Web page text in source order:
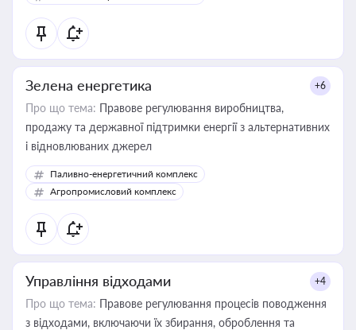
Зелена енергетика +6
Про що тема: Правове регулювання виробництва,
продажу та державної підтримки енергії з альтернативних
і відновлюваних джерел
Паливно-енергетичний комплекс
Агропромисловий комплекс
Управління відходами +4
Про що тема: Правове регулювання процесів поводження
з відходами, включаючи їх збирання, оброблення та